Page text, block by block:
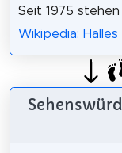
Seit 1975
Wikipedia: